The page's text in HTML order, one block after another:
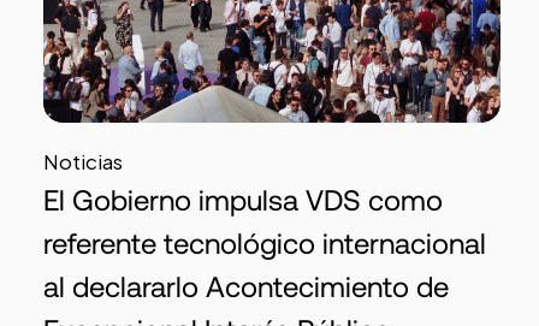
Noticias
El Gobierno impulsa VDS como
referente tecnológico internacional
al declararlo Acontecimiento de